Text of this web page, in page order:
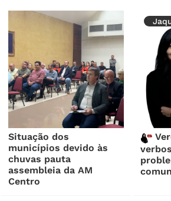
Situação dos
municípios devido às
chuvas pauta
assembleia da AM
Centro